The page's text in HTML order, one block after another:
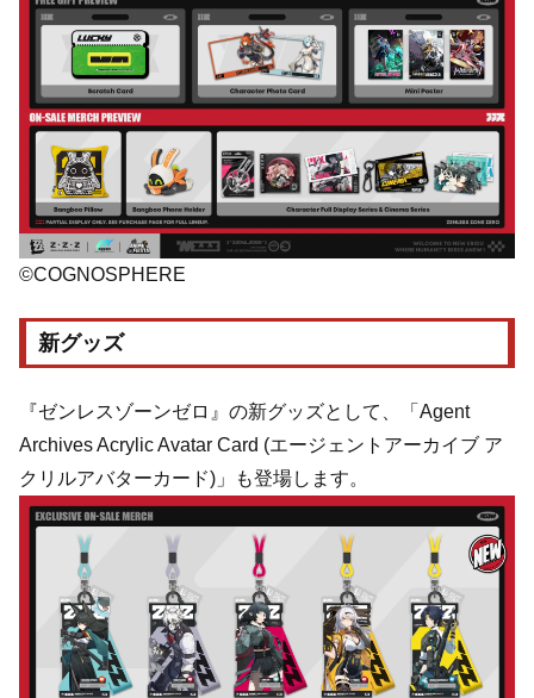
©COGNOSPHERE
新グッズ
『ゼンレスゾーンゼロ』の新グッズとして、「Agent
Archives Acrylic Avatar Card (エージェントアーカイブ ア
クリルアバターカード)」も登場します。